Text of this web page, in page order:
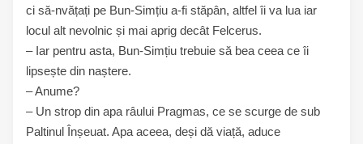
ci să-nvățați pe Bun-Simțiu a-fi stăpân, altfel îi va lua iar
locul alt nevolnic și mai aprig decât Felcerus.
– Iar pentru asta, Bun-Simțiu trebuie să bea ceea ce îi
lipsește din naștere.
– Anume?
– Un strop din apa râului Pragmas, ce se scurge de sub
Paltinul Înșeuat. Apa aceea, deși dă viață, aduce